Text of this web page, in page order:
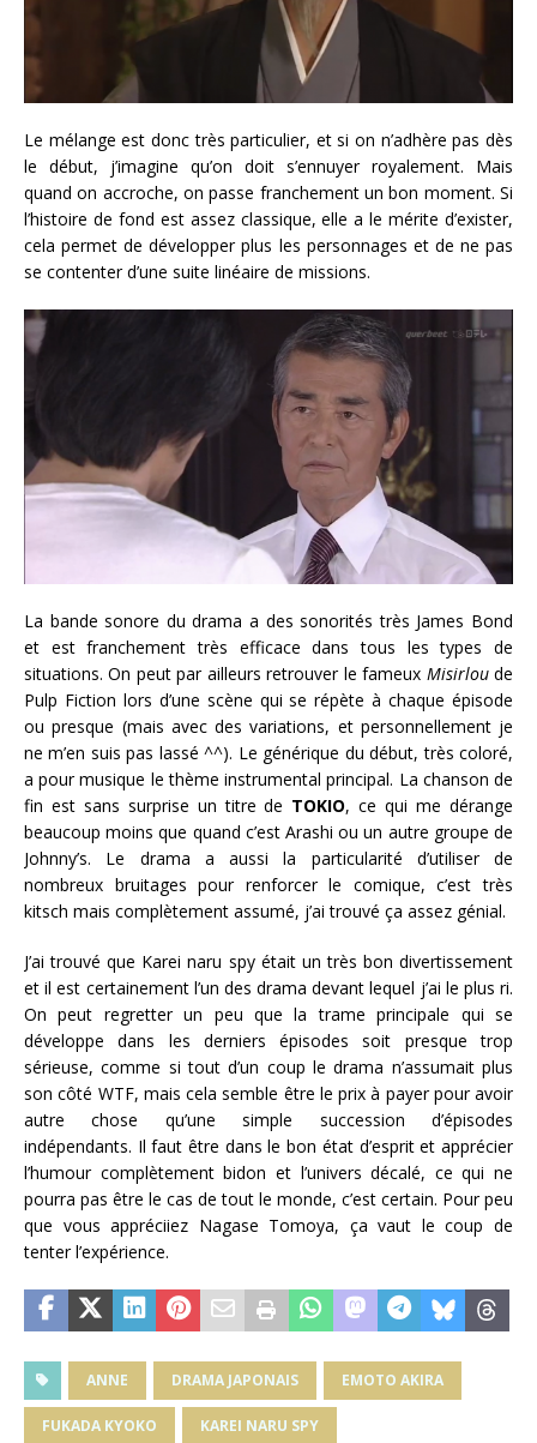
Le mélange est donc très particulier, et si on n’adhère pas dès
le début, j’imagine qu’on doit s’ennuyer royalement. Mais
quand on accroche, on passe franchement un bon moment. Si
l’histoire de fond est assez classique, elle a le mérite d’exister,
cela permet de développer plus les personnages et de ne pas
se contenter d’une suite linéaire de missions.
La bande sonore du drama a des sonorités très James Bond
et est franchement très efficace dans tous les types de
situations. On peut par ailleurs retrouver le fameux Misirloude
Pulp Fiction lors d’une scène qui se répète à chaque épisode
ou presque (mais avec des variations, et personnellement je
ne m’en suis pas lassé ^^). Le générique du début, très coloré,
a pour musique le thème instrumental principal. La chanson de
fin est sans surprise un titre de TOKIO, ce qui me dérange
beaucoup moins que quand c’est Arashi ou un autre groupe de
Johnny’s. Le drama a aussi la particularité d’utiliser de
nombreux bruitages pour renforcer le comique, c’est très
kitsch mais complètement assumé, j’ai trouvé ça assez génial.
J’ai trouvé que Karei naru spy était un très bon divertissement
et il est certainement l’un des drama devant lequel j’ai le plus ri.
On peut regretter un peu que la trame principale qui se
développe dans les derniers épisodes soit presque trop
sérieuse, comme si tout d’un coup le drama n’assumait plus
son côté WTF, mais cela semble être le prix à payer pour avoir
autre chose qu’une simple succession d’épisodes
indépendants. Il faut être dans le bon état d’esprit et apprécier
l’humour complètement bidon et l’univers décalé, ce qui ne
pourra pas être le cas de tout le monde, c’est certain. Pour peu
que vous appréciiez Nagase Tomoya, ça vaut le coup de
tenter l’expérience.
ANNE DRAMA JAPONAIS EMOTO AKIRA
FUKADA KYOKO KAREI NARU SPY